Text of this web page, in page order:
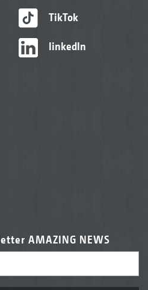
TikTok
linkedIn
AMAZING NEWS